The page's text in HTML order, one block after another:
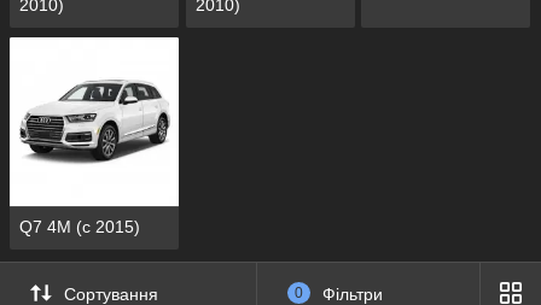
2010)
2010)
Q7 4M (c 2015)
Сортування 0 Фільтри